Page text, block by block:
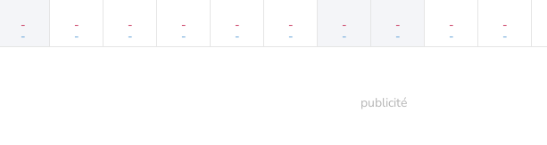
-
-
-
-
-
-
-
-
-
-
-
-
-
-
-
-
-
-
-
-